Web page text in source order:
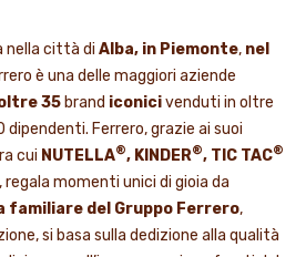
nella città di Alba, in Piemonte, nel
è una delle maggiori aziende
35 brand iconicivenduti in oltre
dipendenti. Ferrero, grazie ai suoi
cui NUTELLA®, KINDER®, TIC TAC®
, regala momenti unici di gioia da
familiare del Gruppo Ferrero,
si basa sulla dedizione alla qualità